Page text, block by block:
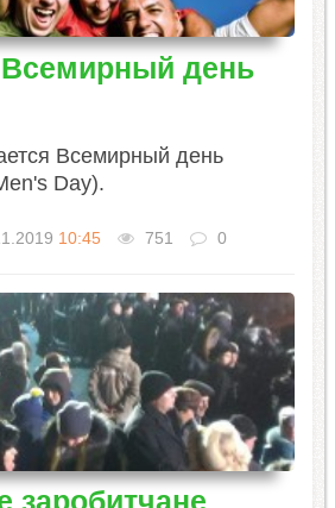
день
Всемирный день
Day).
10:45 751 0
заробитчане